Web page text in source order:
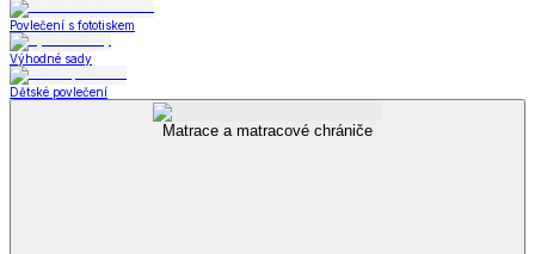
Povlečení s fototiskem
Výhodné sady
Dětské povlečení
Matrace a matracové chrániče